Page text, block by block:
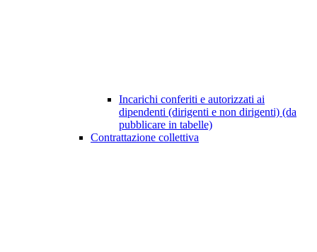
Incarichi conferiti e autorizzati ai
dipendenti (dirigenti e non dirigenti) (da
pubblicare in tabelle)
Contrattazione collettiva